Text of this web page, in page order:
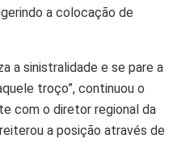
a colocação de
a sinistralidade e se pare a
troço”, continuou o
com o diretor regional da
a posição através de